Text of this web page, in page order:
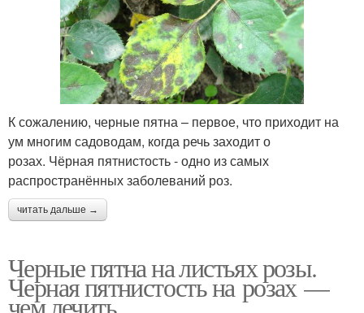
К сожалению, черные пятна – первое, что приходит на
ум многим садоводам, когда речь заходит о
розах. Чёрная пятнистость - одно из самых
распространённых заболеваний роз.
читать дальше →
Черные пятна на листьях розы.
Черная пятнистость на розах —